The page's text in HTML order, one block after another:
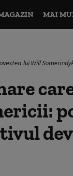
MAI
lui Will